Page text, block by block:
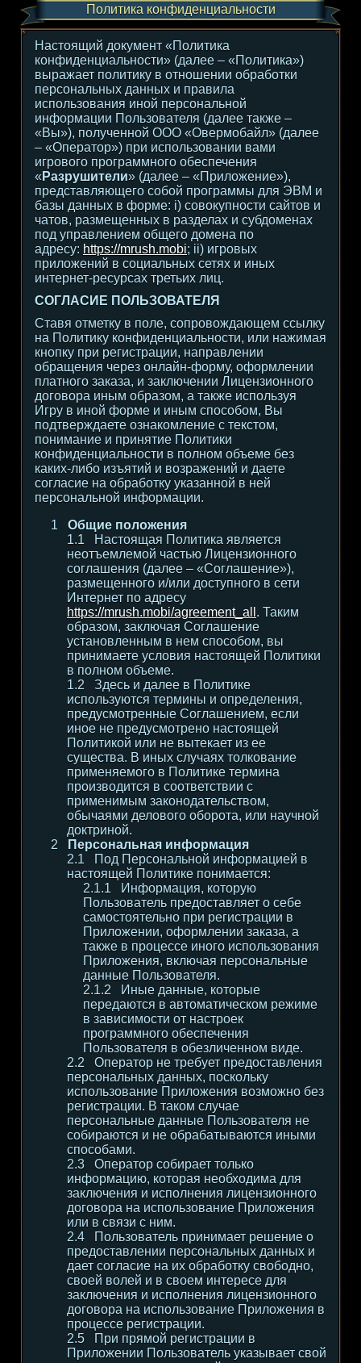
Политика конфиденциальности
Настоящий документ «Политика
конфиденциальности» (далее – «Политика»)
выражает политику в отношении обработки
персональных данных и правила
использования иной персональной
информации Пользователя (далее также –
«Вы»), полученной ООО «Овермобайл» (далее
– «Оператор») при использовании вами
игрового программного обеспечения
«Разрушители» (далее – «Приложение»),
представляющего собой программы для ЭВМ и
базы данных в форме: i) совокупности сайтов и
чатов, размещенных в разделах и субдоменах
под управлением общего домена по
адресу: https://mrush.mobi; ii) игровых
приложений в социальных сетях и иных
интернет-ресурсах третьих лиц.
СОГЛАСИЕ ПОЛЬЗОВАТЕЛЯ
Ставя отметку в поле, сопровождающем ссылку
на Политику конфиденциальности, или нажимая
кнопку при регистрации, направлении
обращения через онлайн-форму, оформлении
платного заказа, и заключении Лицензионного
договора иным образом, а также используя
Игру в иной форме и иным способом, Вы
подтверждаете ознакомление с текстом,
понимание и принятие Политики
конфиденциальности в полном объеме без
каких-либо изъятий и возражений и даете
согласие на обработку указанной в ней
персональной информации.
Общие положения
Настоящая Политика является
неотъемлемой частью Лицензионного
соглашения (далее – «Соглашение»),
размещенного и/или доступного в сети
Интернет по адресу
https://mrush.mobi/agreement_all . Таким
образом, заключая Соглашение
установленным в нем способом, вы
принимаете условия настоящей Политики
в полном объеме.
Здесь и далее в Политике
используются термины и определения,
предусмотренные Соглашением, если
иное не предусмотрено настоящей
Политикой или не вытекает из ее
существа. В иных случаях толкование
применяемого в Политике термина
производится в соответствии с
применимым законодательством,
обычаями делового оборота, или научной
доктриной.
Персональная информация
Под Персональной информацией в
настоящей Политике понимается:
Информация, которую
Пользователь предоставляет о себе
самостоятельно при регистрации в
Приложении, оформлении заказа, а
также в процессе иного использования
Приложения, включая персональные
данные Пользователя.
Иные данные, которые
передаются в автоматическом режиме
в зависимости от настроек
программного обеспечения
Пользователя в обезличенном виде.
Оператор не требует предоставления
персональных данных, поскольку
использование Приложения возможно без
регистрации. В таком случае
персональные данные Пользователя не
собираются и не обрабатываются иными
способами.
Оператор собирает только
информацию, которая необходима для
заключения и исполнения лицензионного
договора на использование Приложения
или в связи с ним.
Пользователь принимает решение о
предоставлении персональных данных и
дает согласие на их обработку свободно,
своей волей и в своем интересе для
заключения и исполнения лицензионного
договора на использование Приложения в
процессе регистрации.
При прямой регистрации в
Приложении Пользователь указывает свой